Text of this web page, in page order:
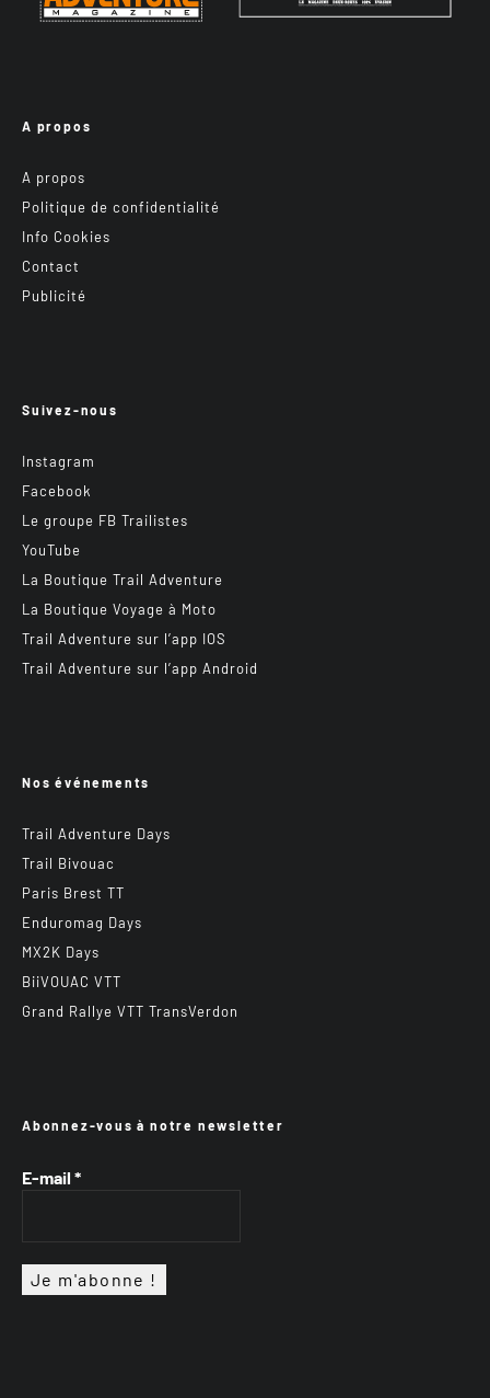
A propos
A propos
Politique de confidentialité
Info Cookies
Contact
Publicité
Suivez-nous
Instagram
Facebook
Le groupe FB Trailistes
YouTube
La Boutique Trail Adventure
La Boutique Voyage à Moto
Trail Adventure sur l’app IOS
Trail Adventure sur l’app Android
Nos événements
Trail Adventure Days
Trail Bivouac
Paris Brest TT
Enduromag Days
MX2K Days
BiiVOUAC VTT
Grand Rallye VTT TransVerdon
Abonnez-vous à notre newsletter
E-mail *